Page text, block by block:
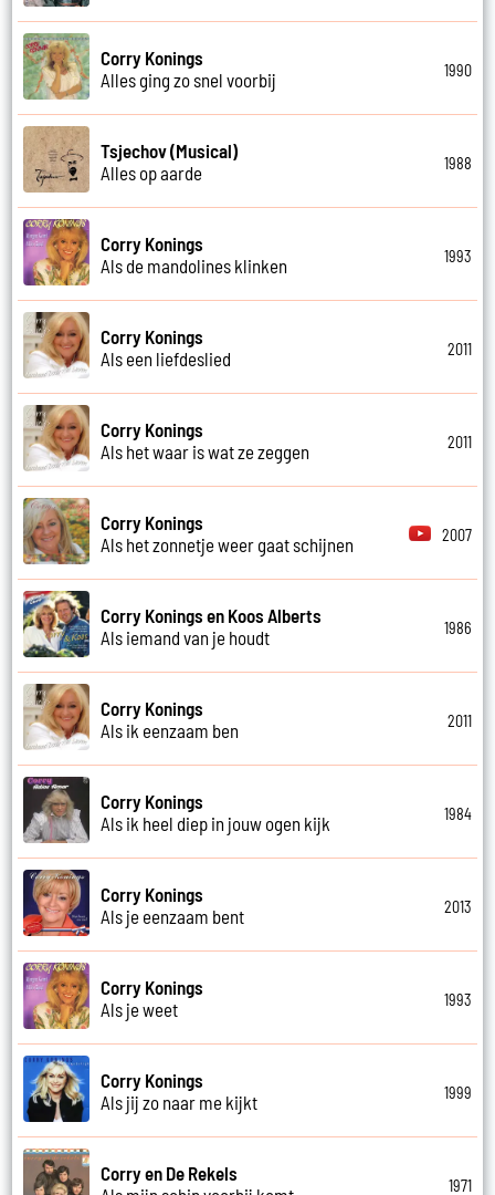
Corry Konings
Alles ging zo snel voorbij
1990
Tsjechov (Musical)
Alles op aarde
1988
Corry Konings
Als de mandolines klinken
1993
Corry Konings
Als een liefdeslied
2011
Corry Konings
Als het waar is wat ze zeggen
2011
Corry Konings
Als het zonnetje weer gaat schijnen
2007
Corry Konings en Koos Alberts
Als iemand van je houdt
1986
Corry Konings
Als ik eenzaam ben
2011
Corry Konings
Als ik heel diep in jouw ogen kijk
1984
Corry Konings
Als je eenzaam bent
2013
Corry Konings
Als je weet
1993
Corry Konings
Als jij zo naar me kijkt
1999
Corry en De Rekels
1971